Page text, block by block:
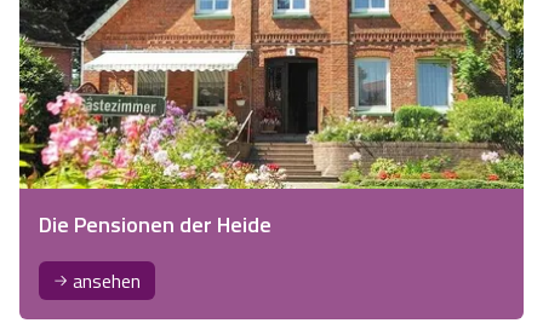
Die Pensionen der Heide
ansehen